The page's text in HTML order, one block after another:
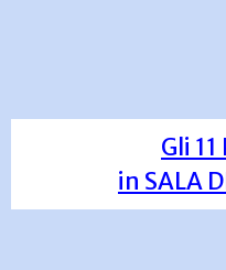
Gli 11
in SALA